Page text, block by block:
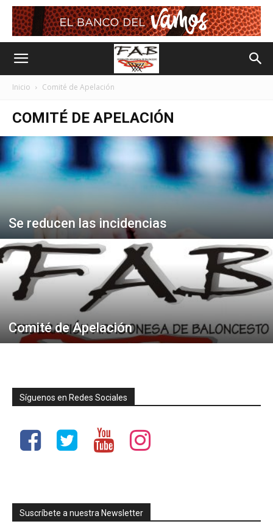
Inicio Comité de Apelación
COMITÉ DE APELACIÓN
Se reducen las incidencias
Comité de Apelación
Síguenos en Redes Sociales
Suscríbete a nuestra Newsletter